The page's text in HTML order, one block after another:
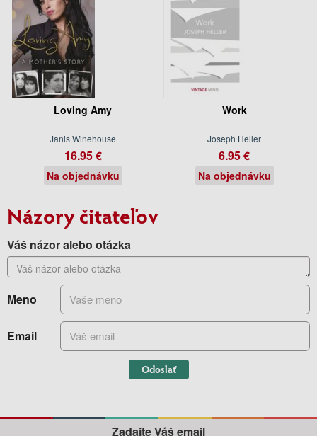
Loving Amy
Janis Winehouse
16.95 €
Na objednávku
Work
Joseph Heller
6.95 €
Na objednávku
Názory čitateľov
Váš názor alebo otázka
Meno
Email
Odoslať
Zadajte Váš email